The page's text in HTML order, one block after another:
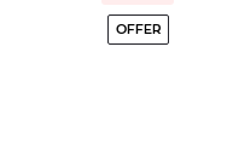
OFFER